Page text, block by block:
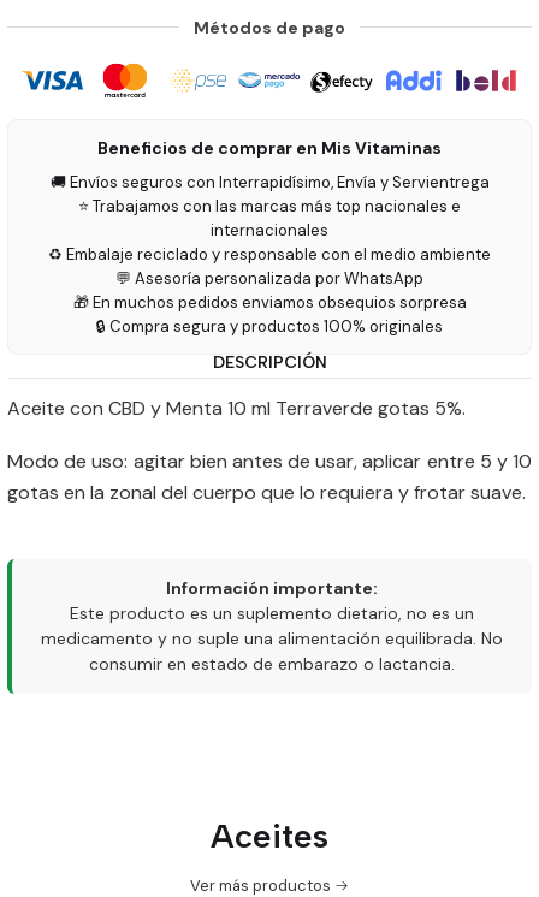
Métodos de pago
Beneficios de comprar en Mis Vitaminas
🚚 Envíos seguros con Interrapidísimo, Envía y Servientrega
⭐ Trabajamos con las marcas más top nacionales e
internacionales
♻️ Embalaje reciclado y responsable con el medio ambiente
💬 Asesoría personalizada por WhatsApp
🎁 En muchos pedidos enviamos obsequios sorpresa
🔒 Compra segura y productos 100% originales
DESCRIPCIÓN
Aceite con CBD y Menta 10 ml Terraverde gotas 5%.
Modo de uso: agitar bien antes de usar, aplicar entre 5 y 10
gotas en la zonal del cuerpo que lo requiera y frotar suave.
Información importante:
Este producto es un suplemento dietario, no es un
medicamento y no suple una alimentación equilibrada. No
consumir en estado de embarazo o lactancia.
Aceites
Ver más productos